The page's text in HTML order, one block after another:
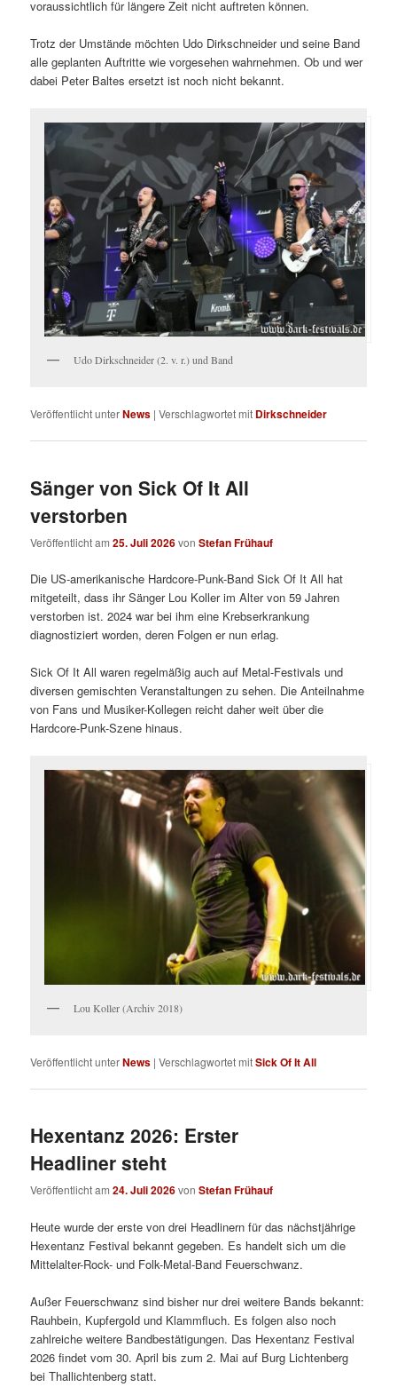
voraussichtlich für längere Zeit nicht auftreten können.
Trotz der Umstände möchten Udo Dirkschneider und seine Band
alle geplanten Auftritte wie vorgesehen wahrnehmen. Ob und wer
dabei Peter Baltes ersetzt ist noch nicht bekannt.
Udo Dirkschneider (2. v. r.) und Band
Veröffentlicht unterNews |Verschlagwortet mit Dirkschneider
Sänger von Sick Of It All
verstorben
Veröffentlicht am25. Juli 2026vonStefan Frühauf
Die US-amerikanische Hardcore-Punk-Band Sick Of It All hat
mitgeteilt, dass ihr Sänger Lou Koller im Alter von 59 Jahren
verstorben ist. 2024 war bei ihm eine Krebserkrankung
diagnostiziert worden, deren Folgen er nun erlag.
Sick Of It All waren regelmäßig auch auf Metal-Festivals und
diversen gemischten Veranstaltungen zu sehen. Die Anteilnahme
von Fans und Musiker-Kollegen reicht daher weit über die
Hardcore-Punk-Szene hinaus.
Lou Koller (Archiv 2018)
Veröffentlicht unterNews |Verschlagwortet mitSick Of It All
Hexentanz 2026: Erster
Headliner steht
Veröffentlicht am24. Juli 2026vonStefan Frühauf
Heute wurde der erste von drei Headlinern für das nächstjährige
Hexentanz Festival bekannt gegeben. Es handelt sich um die
Mittelalter-Rock- und Folk-Metal-Band Feuerschwanz.
Außer Feuerschwanz sind bisher nur drei weitere Bands bekannt:
Rauhbein, Kupfergold und Klammfluch. Es folgen also noch
zahlreiche weitere Bandbestätigungen. Das Hexentanz Festival
2026 findet vom 30. April bis zum 2. Mai auf Burg Lichtenberg
bei Thallichtenberg statt.